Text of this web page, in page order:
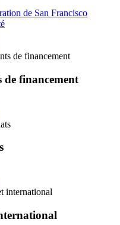
de San Francisco
de financement
de financement
international